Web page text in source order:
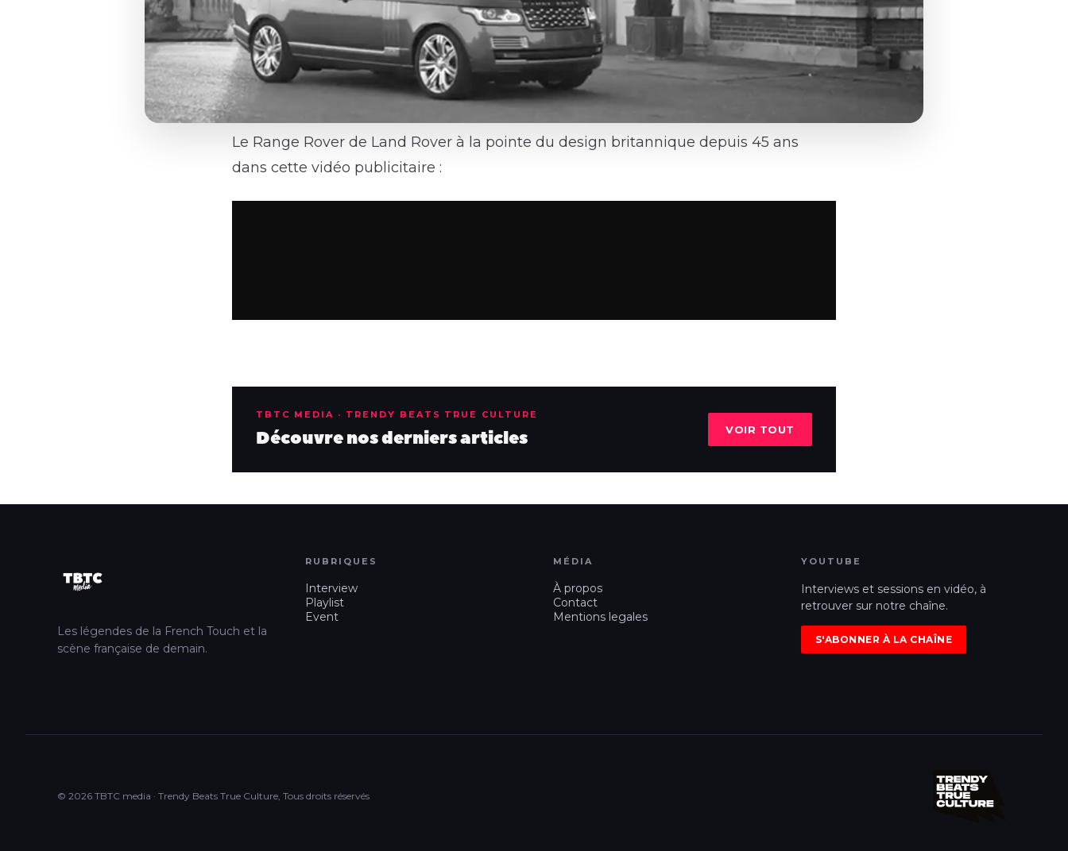
Le Range Rover de Land Rover à la pointe du design britannique depuis 45 ans
dans cette vidéo publicitaire :
TBTC MEDIA · TRENDY BEATS TRUE CULTURE
Découvre nos derniers articles VOIR TOUT
Les légendes de la French Touch et la
scène française de demain.
RUBRIQUES
Interview
Playlist
Event
MÉDIA
À propos
Contact
Mentions legales
YOUTUBE
Interviews et sessions en vidéo, à
retrouver sur notre chaîne.
S'ABONNER À LA CHAÎNE
© 2026 TBTC media · Trendy Beats True Culture, Tous droits réservés